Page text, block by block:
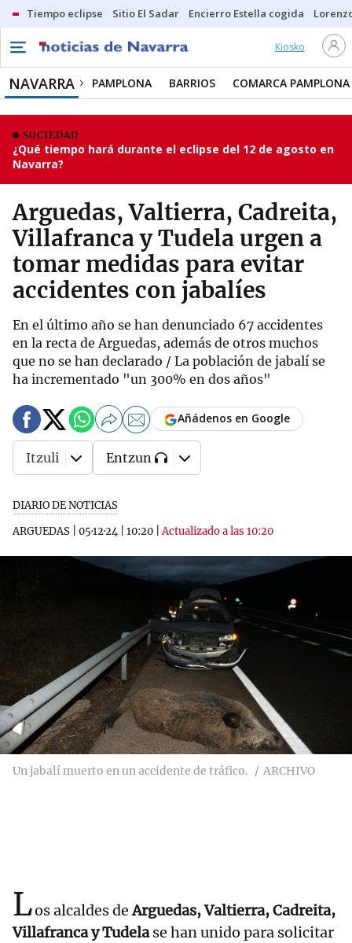
Tiempo eclipse Sitio El Sadar Encierro Estella cogida
Kiosko
NAVARRA PAMPLONA BARRIOS COMARCA PAMPLONA
SOCIEDAD
¿Qué tiempo hará durante el eclipse del 12 de agosto en
Navarra?
Arguedas, Valtierra, Cadreita,
Villafranca y Tudela urgen a
tomar medidas para evitar
accidentes con jabalíes
En el último año se han denunciado 67 accidentes
en la recta de Arguedas, además de otros muchos
que no se han declarado / La población de jabalí se
ha incrementado "un 300% en dos años"
DIARIO DE NOTICIAS
ARGUEDAS
05·12·24 10:20 |Actualizado a las 10:20
Añádenos en Google
Itzuli Entzun
Un jabalí muerto en un accidente de tráfico. ARCHIVO
Los alcaldes deArguedas, Valtierra, Cadreita,
Villafranca y Tudelase han unido para solicitar